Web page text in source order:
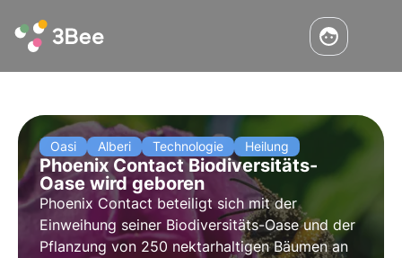
Oasi Alberi Technologie Heilung
Phoenix Contact Biodiversitäts-
Oase wird geboren
Phoenix Contact beteiligt sich mit der
Einweihung seiner Biodiversitäts-Oase und der
Pflanzung von 250 nektarhaltigen Bäumen an